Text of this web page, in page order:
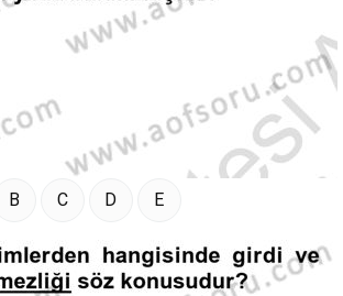
B C D E